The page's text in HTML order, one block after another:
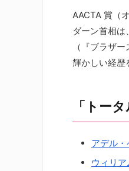
AACTA 賞（
ダーン首相
（『ブラザ
輝かしい経歴
「トー
アデル
ウィリ